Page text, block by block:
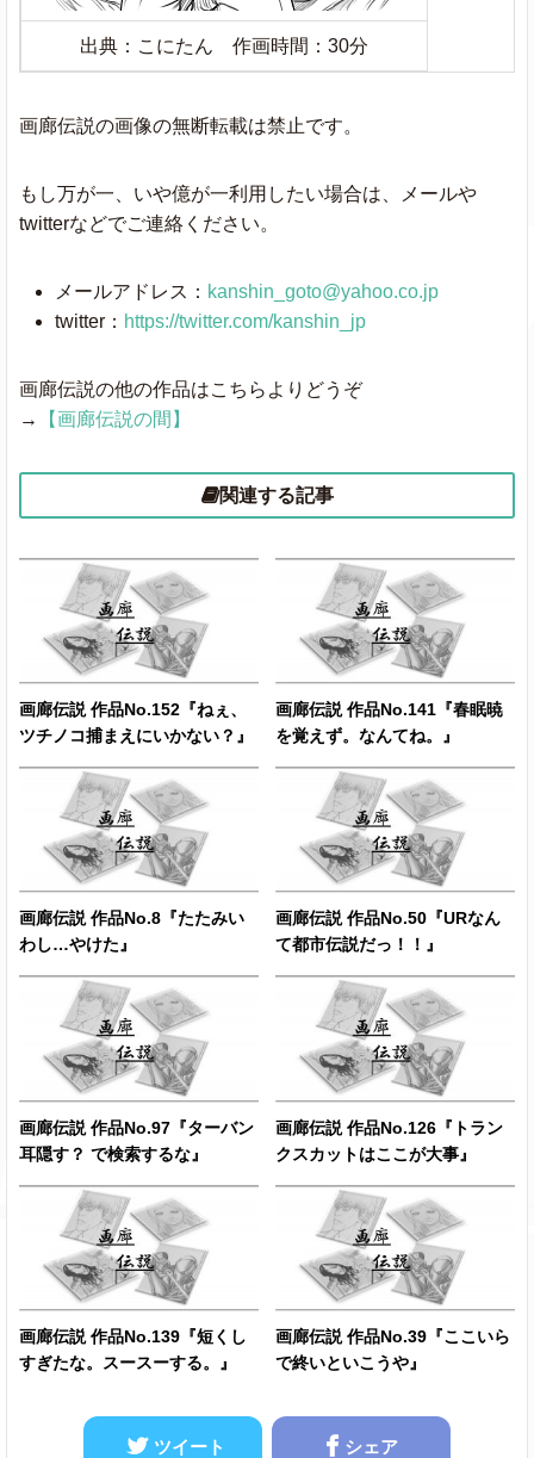
出典：こにたん 作画時間：30分
画廊伝説の画像の無断転載は禁止です。
もし万が一、いや億が一利用したい場合は、メールや
twitterなどでご連絡ください。
メールアドレス： kanshin_goto@yahoo.co.jp
twitter： https://twitter.com/kanshin_jp
画廊伝説の他の作品はこちらよりどうぞ
→
【画廊伝説の間】
関連する記事
画廊伝説 作品No.152『ねぇ、
ツチノコ捕まえにいかない？』
画廊伝説 作品No.141『春眠暁
を覚えず。なんてね。』
画廊伝説 作品No.8『たたみい
わし…やけた』
画廊伝説 作品No.50『URなん
て都市伝説だっ！！』
画廊伝説 作品No.97『ターバン
耳隠す？ で検索するな』
画廊伝説 作品No.126『トラン
クスカットはここが大事』
画廊伝説 作品No.139『短くし
すぎたな。スースーする。』
画廊伝説 作品No.39『ここいら
で終いといこうや』
ツイート シェア